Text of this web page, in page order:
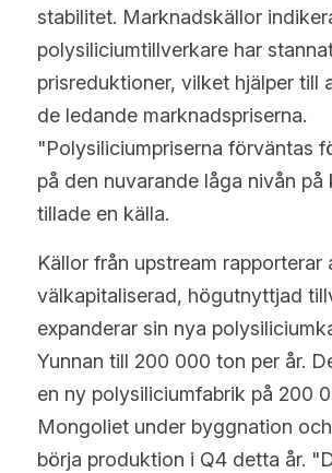
stabilitet. Marknadskällor
polysiliciumtillverkare har
prisreduktioner, vilket hjälper till
de ledande marknadspriserna.
"Polysiliciumpriserna förväntas
på den nuvarande låga nivån på
tillade en källa.
Källor från upstream rapporterar
välkapitaliserad, högutnyttjad
expanderar sin nya
Yunnan till 200 000 ton per år.
en ny polysiliciumfabrik på 200
Mongoliet under byggnation
börja produktion i Q4 detta år.